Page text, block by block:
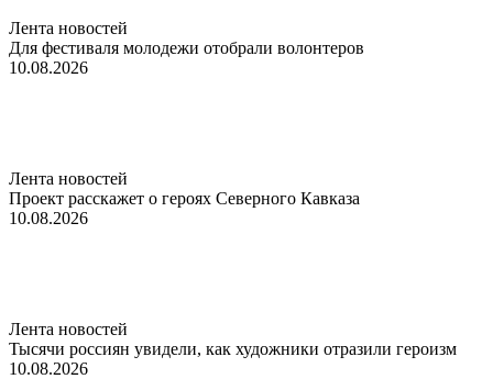
Лента новостей
Для фестиваля молодежи отобрали волонтеров
10.08.2026
Лента новостей
Проект расскажет о героях Северного Кавказа
10.08.2026
Лента новостей
Тысячи россиян увидели, как художники отразили героизм
10.08.2026